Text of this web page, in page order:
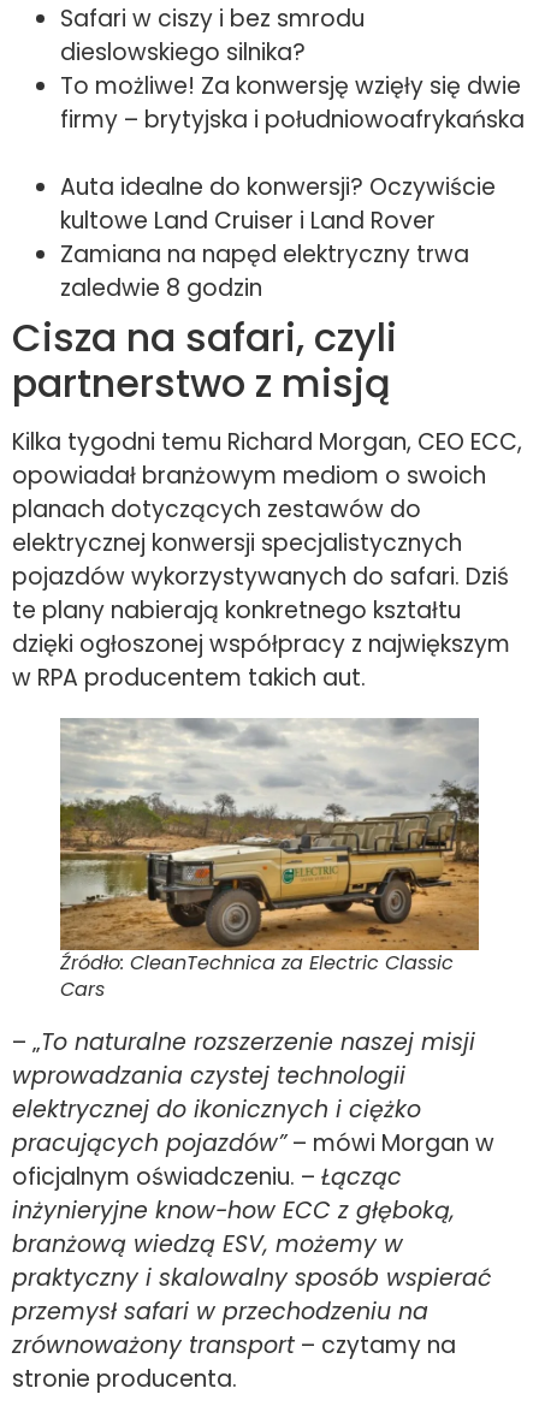
Safari w ciszy i bez smrodu
dieslowskiego silnika?
To możliwe! Za konwersję wzięły się dwie
firmy – brytyjska i południowoafrykańska
Auta idealne do konwersji? Oczywiście
kultowe Land Cruiser i Land Rover
Zamiana na napęd elektryczny trwa
zaledwie 8 godzin
Cisza na safari, czyli
partnerstwo z misją
Kilka tygodni temu Richard Morgan, CEO ECC,
opowiadał branżowym mediom o swoich
planach dotyczących zestawów do
elektrycznej konwersji specjalistycznych
pojazdów wykorzystywanych do safari. Dziś
te plany nabierają konkretnego kształtu
dzięki ogłoszonej współpracy z największym
w RPA producentem takich aut.
Źródło: CleanTechnica za Electric Classic
Cars
– „To naturalne rozszerzenie naszej misji
wprowadzania czystej technologii
elektrycznej do ikonicznych i ciężko
pracujących pojazdów”– mówi Morgan w
oficjalnym oświadczeniu. – Łącząc
inżynieryjne know-how ECC z głęboką,
branżową wiedzą ESV, możemy w
praktyczny i skalowalny sposób wspierać
przemysł safari w przechodzeniu na
zrównoważony transport – czytamy na
stronie producenta.